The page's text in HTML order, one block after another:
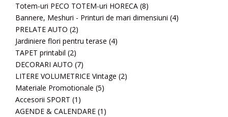
Totem-uri PECO TOTEM-uri HORECA (8)
Bannere, Meshuri - Printuri de mari dimensiuni (4)
PRELATE AUTO (2)
Jardiniere flori pentru terase (4)
TAPET printabil (2)
DECORARI AUTO (7)
LITERE VOLUMETRICE Vintage (2)
Materiale Promotionale (5)
Accesorii SPORT (1)
AGENDE & CALENDARE (1)